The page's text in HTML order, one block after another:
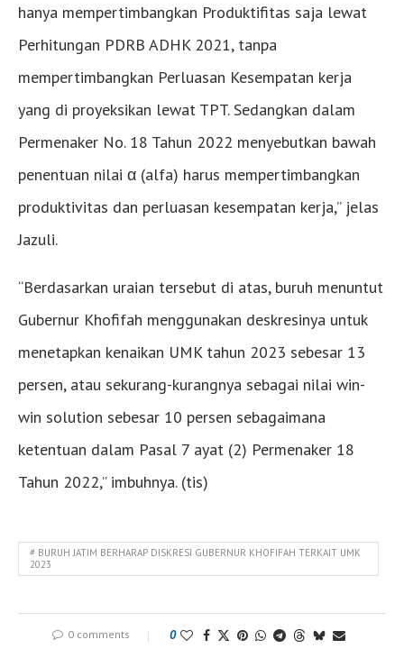
hanya mempertimbangkan Produktifitas saja lewat
Perhitungan PDRB ADHK 2021, tanpa
mempertimbangkan Perluasan Kesempatan kerja
yang di proyeksikan lewat TPT. Sedangkan dalam
Permenaker No. 18 Tahun 2022 menyebutkan bawah
penentuan nilai α (alfa) harus mempertimbangkan
produktivitas dan perluasan kesempatan kerja,” jelas
Jazuli.
“Berdasarkan uraian tersebut di atas, buruh menuntut
Gubernur Khofifah menggunakan deskresinya untuk
menetapkan kenaikan UMK tahun 2023 sebesar 13
persen, atau sekurang-kurangnya sebagai nilai win-
win solution sebesar 10 persen sebagaimana
ketentuan dalam Pasal 7 ayat (2) Permenaker 18
Tahun 2022,” imbuhnya. (tis)
# BURUH JATIM BERHARAP DISKRESI GUBERNUR KHOFIFAH TERKAIT UMK
2023
0 comments 0